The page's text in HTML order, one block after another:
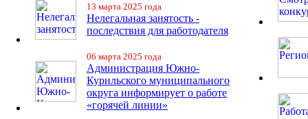
13 марта 2025 года
Нелегальная занятость -
последствия для работодателя
06 марта 2025 года
Администрация Южно-
Курильского муниципального
округа информирует о работе
«горячей линии»